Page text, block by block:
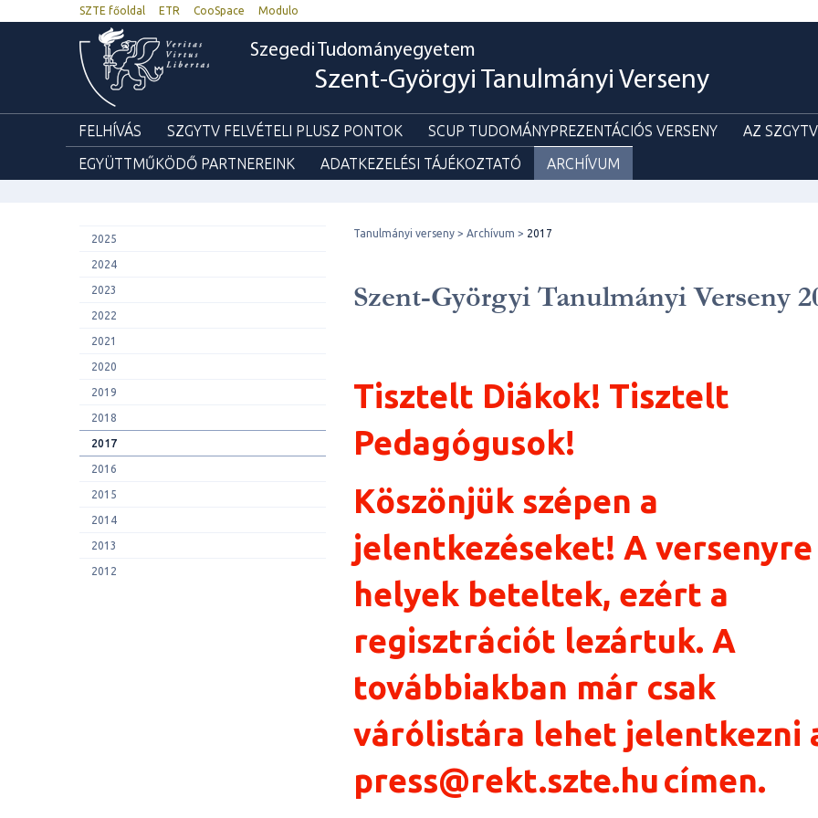
SZTE főoldal ETR CooSpace Modulo
Szegedi Tudományegyetem
Szent-Györgyi Tanulmányi Verseny
FELHÍVÁS SZGYTV FELVÉTELI PLUSZ PONTOK SCUP TUDOMÁNYPREZENTÁCIÓS VERSENY
AZ
EGYÜTTMŰKÖDŐ PARTNEREINK
ADATKEZELÉSI TÁJÉKOZTATÓ ARCHÍVUM
2025
2024
2023
2022
2021
2020
2019
2018
2017
2016
2015
2014
2013
2012
Tanulmányi verseny Archívum 2017
Szent-Györgyi Tanulmányi Verseny
Tisztelt Diákok! Tisztelt
Pedagógusok!
Köszönjük szépen a
jelentkezéseket! A versenyre
helyek beteltek, ezért a
regisztrációt lezártuk. A
továbbiakban már csak
várólistára lehet jelentkezni
press@rekt.szte.hucímen.